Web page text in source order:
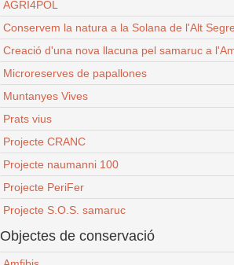
AGRI4POL
Conservem la natura a la Solana de l'Alt
Creació d'una nova llacuna pel samaruc a
Microreserves de papallones
Muntanyes Vives
Prats vius
Projecte CRANC
Projecte naumanni 100
Projecte PeriFer
Projecte S.O.S. samaruc
Objectes de conservació